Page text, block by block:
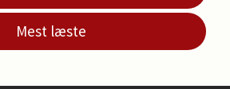
Mest læste